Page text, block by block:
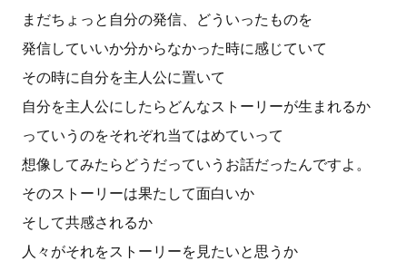
まだちょっと自分の発信、どういったものを
発信していいか分からなかった時に感じていて
その時に自分を主人公に置いて
自分を主人公にしたらどんなストーリーが生まれるか
っていうのをそれぞれ当てはめていって
想像してみたらどうだっていうお話だったんですよ。
そのストーリーは果たして面白いか
そして共感されるか
人々がそれをストーリーを見たいと思うか